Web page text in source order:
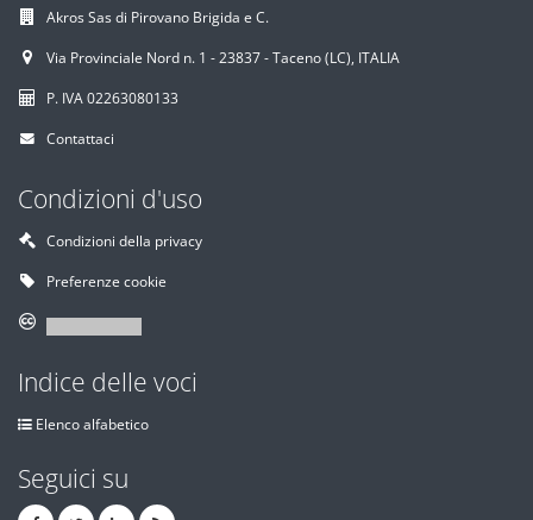
Akros Sas di Pirovano Brigida e C.
Via Provinciale Nord n. 1 - 23837 - Taceno (LC), ITALIA
P. IVA 02263080133
Contattaci
Condizioni d'uso
Condizioni della privacy
Preferenze cookie
Indice delle voci
Elenco alfabetico
Seguici su